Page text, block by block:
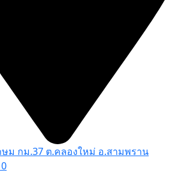
ษม กม.37 ต.คลองใหม่ อ.สามพราน